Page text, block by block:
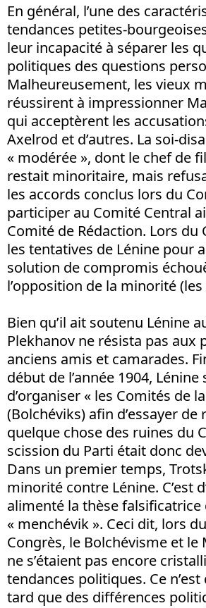
En général, l’une des
tendances petites-
leur incapacité à séparer les
politiques des questions
Malheureusement, les vieux
réussirent à impressionner
qui acceptèrent les
Axelrod et d’autres. La soi-
« modérée », dont le chef de
restait minoritaire, mais
les accords conclus lors du
participer au Comité Central
Comité de Rédaction. Lors du
les tentatives de Lénine pour
solution de compromis
l’opposition de la minorité
Bien qu’il ait soutenu Lénine
Plekhanov ne résista pas aux
anciens amis et camarades.
début de l’année 1904, Lénine
d’organiser « les Comités de
(Bolchéviks) afin d’essayer de
quelque chose des ruines du
scission du Parti était donc
Dans un premier temps,
minorité contre Lénine. C’est
alimenté la thèse falsificatrice
« menchévik ». Ceci dit, lors
Congrès, le Bolchévisme et le
ne s’étaient pas encore
tendances politiques. Ce n’est
tard que des différences